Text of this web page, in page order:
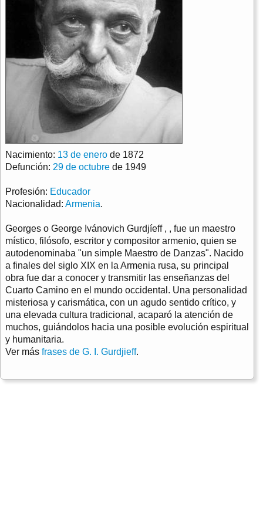
Nacimiento: 13 de enero de 1872
Defunción: 29 de octubre de 1949
Profesión: Educador
Nacionalidad: Armenia.
Georges o George Ivánovich Gurdjíeff , , fue un maestro
místico, filósofo, escritor y compositor armenio, quien se
autodenominaba "un simple Maestro de Danzas". Nacido
a finales del siglo XIX en la Armenia rusa, su principal
obra fue dar a conocer y transmitir las enseñanzas del
Cuarto Camino en el mundo occidental. Una personalidad
misteriosa y carismática, con un agudo sentido crítico, y
una elevada cultura tradicional, acaparó la atención de
muchos, guiándolos hacia una posible evolución espiritual
y humanitaria.
Ver más frases de G. I. Gurdjieff.